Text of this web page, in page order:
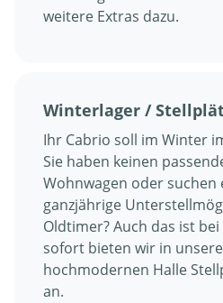
weitere Extras dazu.
Winterlager /
Ihr Cabrio soll im Winter
Sie haben keinen
Wohnwagen oder suchen
ganzjährige
Oldtimer? Auch das ist
sofort bieten wir in
hochmodernen Halle
an.